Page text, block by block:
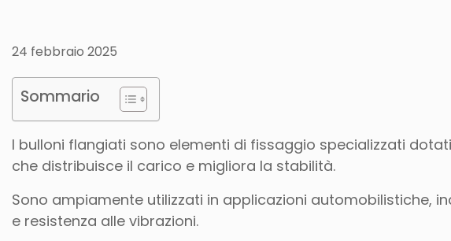
24 febbraio 2025
Sommario
I bulloni flangiati sono elementi di fissaggio specializzati
che distribuisce il carico e migliora la stabilità.
Sono ampiamente utilizzati in applicazioni automobilistiche,
e resistenza alle vibrazioni.